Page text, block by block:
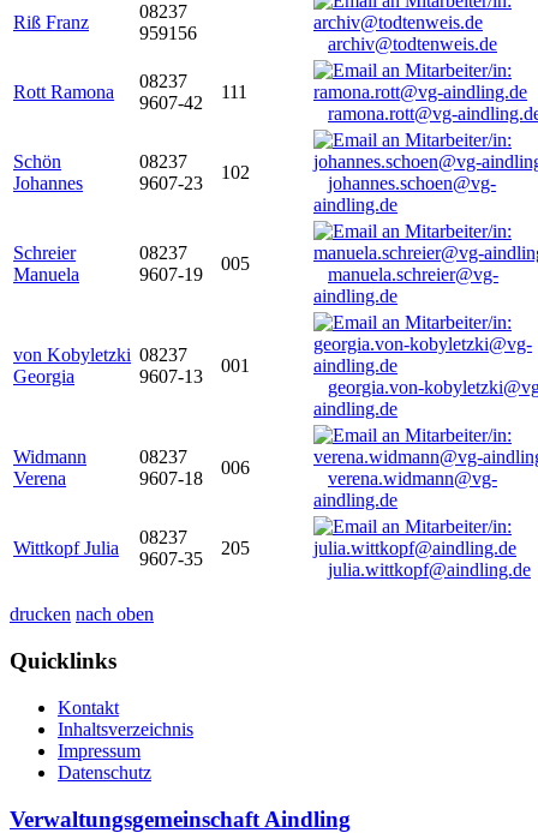
Riß Franz
08237
959156
archiv@todtenweis.de
Rott Ramona
08237
9607-42
111
ramona.rott@vg-
Schön
Johannes
08237
9607-23
102
johannes.schoen@vg-
aindling.de
Schreier
Manuela
08237
9607-19
005
manuela.schreier@vg-
aindling.de
von Kobyletzki
Georgia
08237
9607-13
001
georgia.von-
aindling.de
Widmann
Verena
08237
9607-18
006
verena.widmann@vg-
aindling.de
Wittkopf Julia
08237
9607-35
205
julia.wittkopf@aindling.de
drucken nach oben
Quicklinks
Kontakt
Inhaltsverzeichnis
Impressum
Datenschutz
Verwaltungsgemeinschaft Aindling